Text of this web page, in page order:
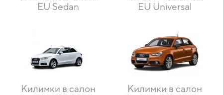
EU Sedan
EU Universal
Килимки в салон
Килимки в салон